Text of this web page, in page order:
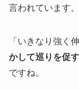
言われています。
「いきなり強く
かして巡りを促す
ですね。